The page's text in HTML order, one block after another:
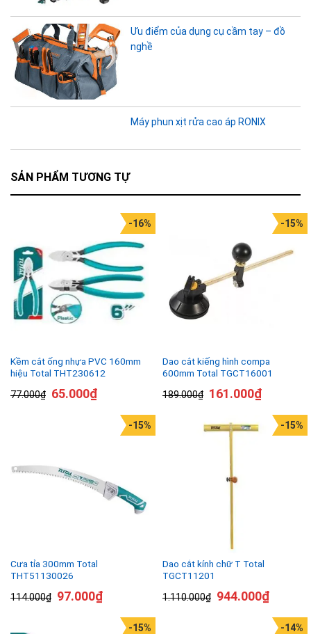
Ưu điểm của dụng cụ cầm tay – đồ
nghề
Máy phun xịt rửa cao áp RONIX
SẢN PHẨM TƯƠNG TỰ
Kềm cắt ống nhựa PVC 160mm
hiệu Total THT230612
77.000₫
-16%
65.000₫
Dao cắt kiếng hình compa
600mm Total TGCT16001
189.000₫
-15%
161.000₫
Cưa tỉa 300mm Total
THT51130026
114.000₫
-15%
97.000₫
Dao cắt kính chữ T Total
TGCT11201
1.110.000₫
-15%
944.000₫
-15% -14%